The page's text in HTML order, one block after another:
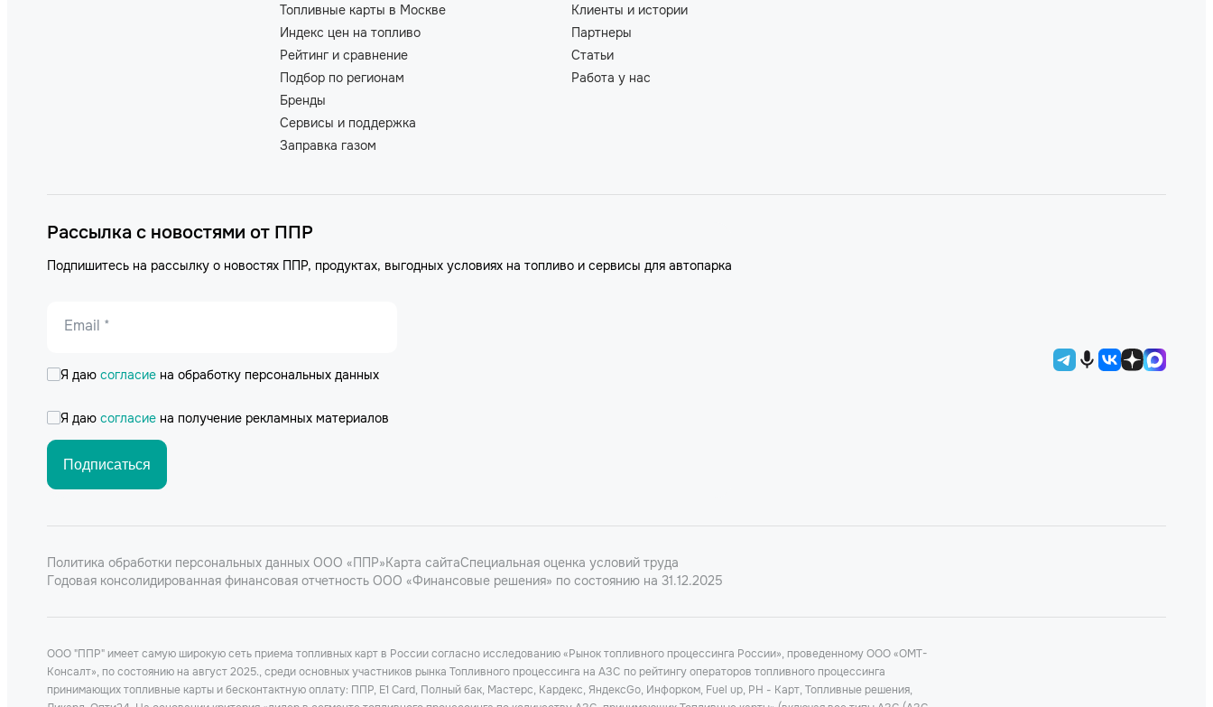
Топливные карты в Москве
Индекс цен на топливо
Рейтинг и сравнение
Подбор по регионам
Бренды
Сервисы и поддержка
Заправка газом
Клиенты и истории
Партнеры
Статьи
Работа у нас
Рассылка с новостями от ППР
Подпишитесь на рассылку о новостях ППР, продуктах, выгодных условиях на топливо и сервисы для автопарка
Email *
Я даю согласие на обработку персональных данных
Я даю согласие на получение рекламных материалов
Подписаться
Политика обработки персональных данных ООО «ППР»Карта сайтаСпециальная оценка условий труда
Годовая консолидированная финансовая отчетность ООО «Финансовые решения» по состоянию на 31.12.2025
ООО "ППР" имеет самую широкую сеть приема топливных карт в России согласно исследованию «Рынок топливного процессинга России», проведенному ООО «ОМТ-
Консалт», по состоянию на август 2025., среди основных участников рынка Топливного процессинга на АЗС по рейтингу операторов топливного процессинга
принимающих топливные карты и бесконтактную оплату: ППР, Е1 Card, Полный бак, Мастерс, Кардекс, ЯндексGo, Инфорком, Fuel up, РН - Карт, Топливные решения,